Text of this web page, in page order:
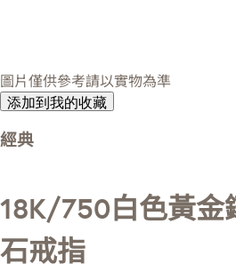
圖片僅供參考請以實物為準
添加到我的收藏
經典
18K/750白色黃金
石戒指